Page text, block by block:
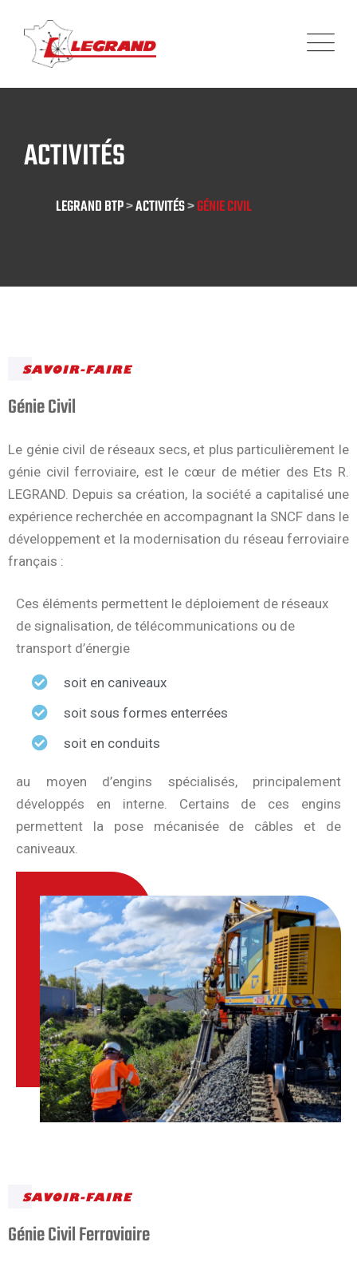
ACTIVITÉS
LEGRAND BTP>ACTIVITÉS>GÉNIE CIVIL
SAVOIR-FAIRE
Génie Civil
Le génie civil de réseaux secs, et plus particulièrement le
génie civil ferroviaire, est le cœur de métier des Ets R.
LEGRAND. Depuis sa création, la société a capitalisé une
expérience recherchée en accompagnant la SNCF dans le
développement et la modernisation du réseau ferroviaire
français :
Ces éléments permettent le déploiement de réseaux
de signalisation, de télécommunications ou de
transport d’énergie
soit en caniveaux
soit sous formes enterrées
soit en conduits
au moyen d’engins spécialisés, principalement
développés en interne. Certains de ces engins
permettent la pose mécanisée de câbles et de
caniveaux.
SAVOIR-FAIRE
Génie Civil Ferroviaire